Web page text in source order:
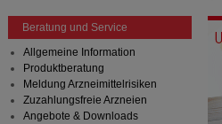
Beratung und Service
Allgemeine Information
Produktberatung
Meldung Arzneimittelrisiken
Zuzahlungsfreie Arzneien
Angebote & Downloads